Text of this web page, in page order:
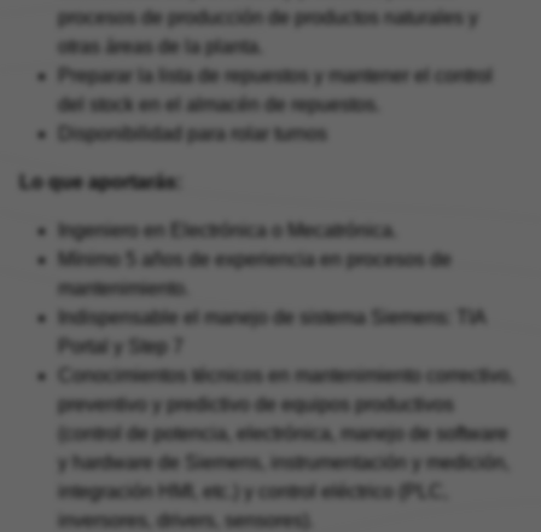
procesos de producción de productos naturales y
otras áreas de la planta.
Preparar la lista de repuestos y mantener el control
del stock en el almacén de repuestos.
Disponibilidad para rolar turnos
Lo que aportarás:
Ingeniero en Electrónica o Mecatrónica.
Mínimo 5 años de experiencia en procesos de
mantenimiento.
Indispensable el manejo de sistema Siemens: TIA
Portal y Step 7
Conocimientos técnicos en mantenimiento correctivo,
preventivo y predictivo de equipos productivos
(control de potencia, electrónica, manejo de software
y hardware de Siemens, instrumentación y medición,
integración HMI, etc.) y control eléctrico (PLC,
inversores, drivers, sensores).